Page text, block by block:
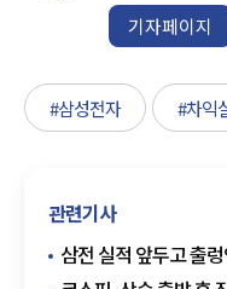
기자페이지
#삼성전자 #차익
관련기사
삼전 실적 앞두고 출